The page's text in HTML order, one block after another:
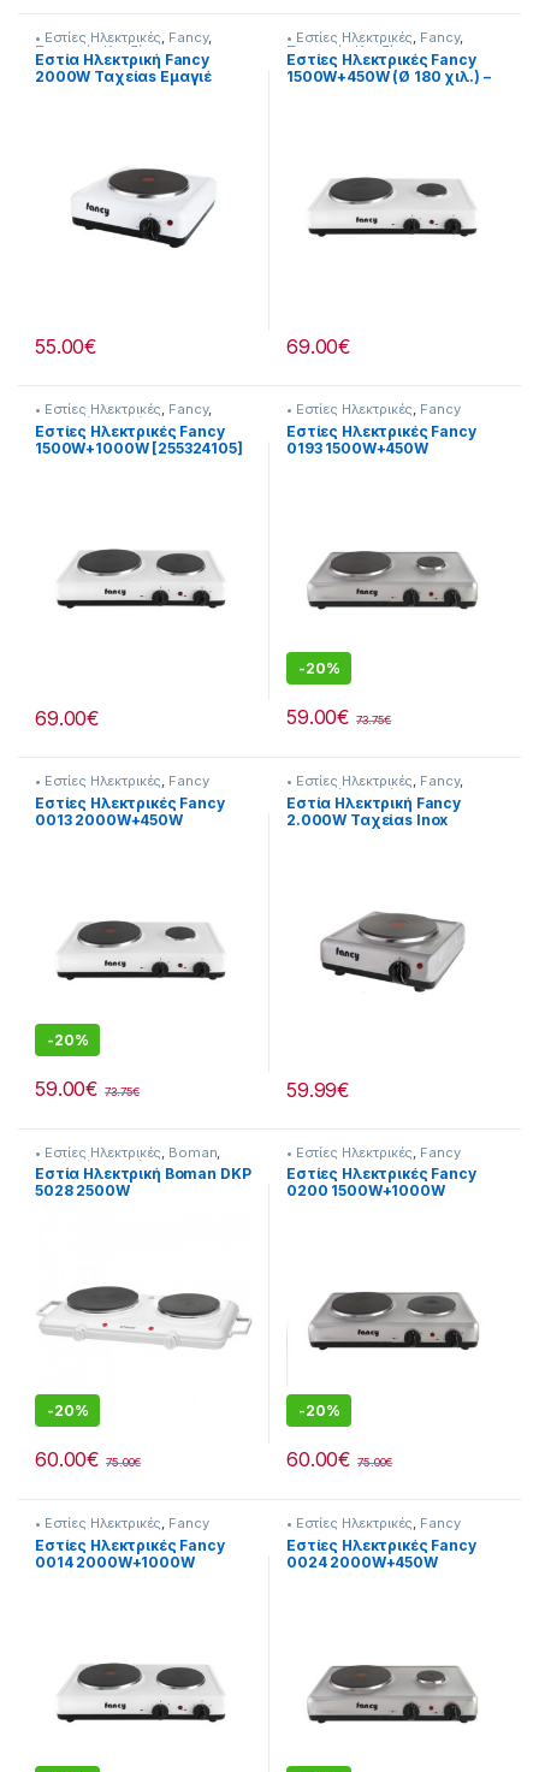
• Εστίες Ηλεκτρικές, Fancy,
Συσκευές Κουζίνας
Εστία Ηλεκτρική Fancy
2000W Ταχείαs Εμαγιέ
55.00€
• Εστίες Ηλεκτρικές, Fancy,
Συσκευές Κουζίνας
Εστίες Ηλεκτρικές Fancy
1500W+450W (Ø 180 χιλ.) –
69.00€
• Εστίες Ηλεκτρικές, Fancy,
Συσκευές Κουζίνας
Εστίες Ηλεκτρικές Fancy
1500W+1000W [255324105]
69.00€
• Εστίες Ηλεκτρικές, Fancy
Εστίες Ηλεκτρικές Fancy
0193 1500W+450W
-20%
59.00€ 73.75€
• Εστίες Ηλεκτρικές, Fancy
Εστίες Ηλεκτρικές Fancy
0013 2000W+450W
-20%
59.00€ 73.75€
• Εστίες Ηλεκτρικές, Fancy,
Συσκευές Κουζίνας
Εστία Ηλεκτρική Fancy
2.000W Ταχείαs Inox
59.99€
• Εστίες Ηλεκτρικές Boman
Συσκευές Κουζίνας
Εστία Ηλεκτρική Boman DKP
5028 2500W
-20%
60.00€ 75.00€
• Εστίες Ηλεκτρικές Fancy
Εστίες Ηλεκτρικές Fancy
0200 1500W+1000W
-20%
60.00€ 75.00€
• Εστίες Ηλεκτρικές, Fancy
Εστίες Ηλεκτρικές Fancy
0014 2000W+1000W
• Εστίες Ηλεκτρικές, Fancy
Εστίες Ηλεκτρικές Fancy
0024 2000W+450W